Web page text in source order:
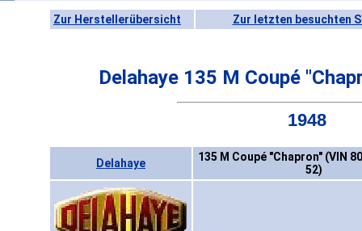
Zur Herstellerübersicht Zur letzten besuchten
Delahaye 135 M Coupé
1948
Delahaye
135 M Coupé "Chapron" (VIN
52)